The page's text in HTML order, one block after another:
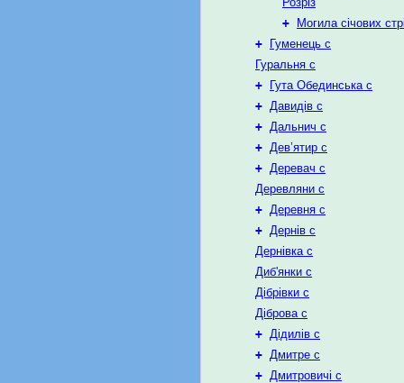
+
Могила січових
+
Гуменець с
Гуральня с
+
Гута Обединська с
+ Давидів с
+ Дальнич с
+ Дев’ятир с
+ Деревач с
Деревляни с
+ Деревня с
+ Дернів с
Дернівка с
Диб'янки с
Дібрівки с
Діброва с
+ Дідилів с
+ Дмитре с
+ Дмитровичі с